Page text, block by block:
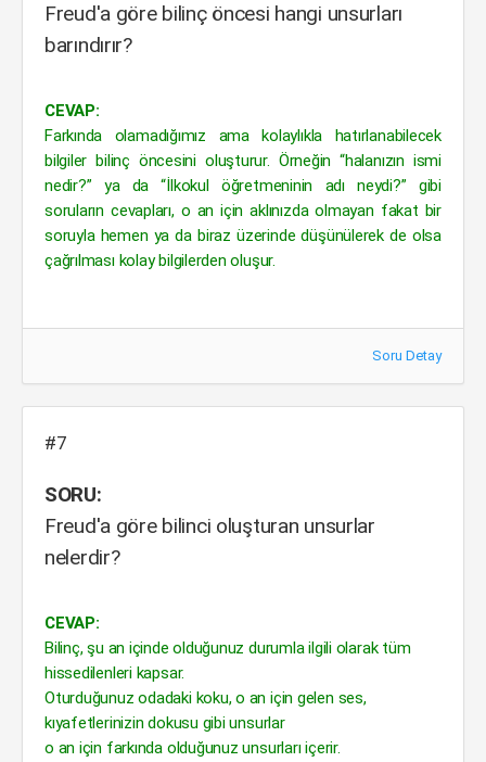
Freud'a göre bilinç öncesi hangi unsurları
barındırır?
CEVAP:
Farkında olamadığımız ama kolaylıkla hatırlanabilecek
bilgiler bilinç öncesini oluşturur. Örneğin “halanızın ismi
nedir?” ya da “İlkokul öğretmeninin adı neydi?” gibi
soruların cevapları, o an için aklınızda olmayan fakat bir
soruyla hemen ya da biraz üzerinde düşünülerek de olsa
çağrılması kolay bilgilerden oluşur.
Soru Detay
#7
SORU:
Freud'a göre bilinci oluşturan unsurlar
nelerdir?
CEVAP:
Bilinç, şu an içinde olduğunuz durumla ilgili olarak tüm
hissedilenleri kapsar.
Oturduğunuz odadaki koku, o an için gelen ses,
kıyafetlerinizin dokusu gibi unsurlar
o an için farkında olduğunuz unsurları içerir.